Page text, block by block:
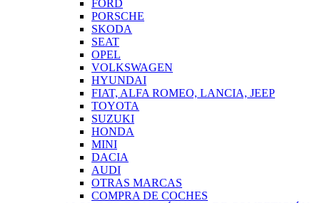
FORD
PORSCHE
SKODA
SEAT
OPEL
VOLKSWAGEN
HYUNDAI
FIAT, ALFA ROMEO, LANCIA, JEEP
TOYOTA
SUZUKI
HONDA
MINI
DACIA
AUDI
OTRAS MARCAS
COMPRA DE COCHES